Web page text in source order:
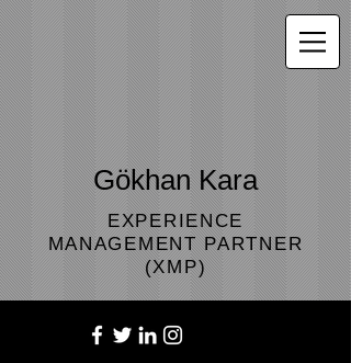
Gökhan Kara
EXPERIENCE
MANAGEMENT PARTNER
(XMP)